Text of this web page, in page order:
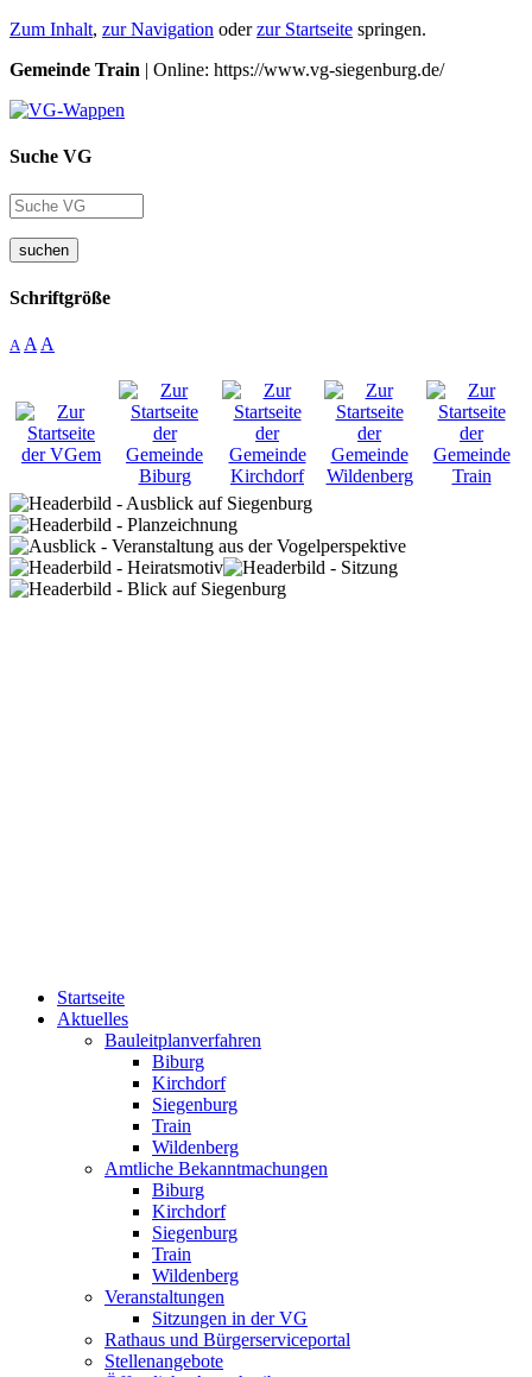
Zum Inhalt, zur Navigation oderzur Startseite springen.
Gemeinde Train | Online: https://www.vg-siegenburg.de/
Suche VG
suchen
Schriftgröße
A A A
Startseite
Aktuelles
Bauleitplanverfahren
Biburg
Kirchdorf
Siegenburg
Train
Wildenberg
Amtliche Bekanntmachungen
Biburg
Kirchdorf
Siegenburg
Train
Wildenberg
Veranstaltungen
Sitzungen in der VG
Rathaus und Bürgerserviceportal
Stellenangebote